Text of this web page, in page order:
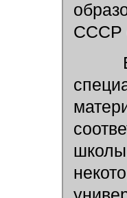
СССР
В